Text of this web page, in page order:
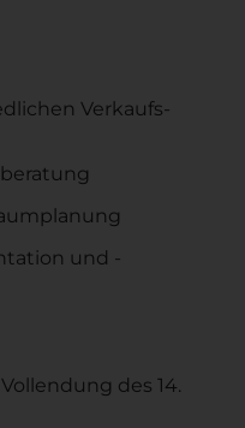
Verkaufs-
und -
des 14.